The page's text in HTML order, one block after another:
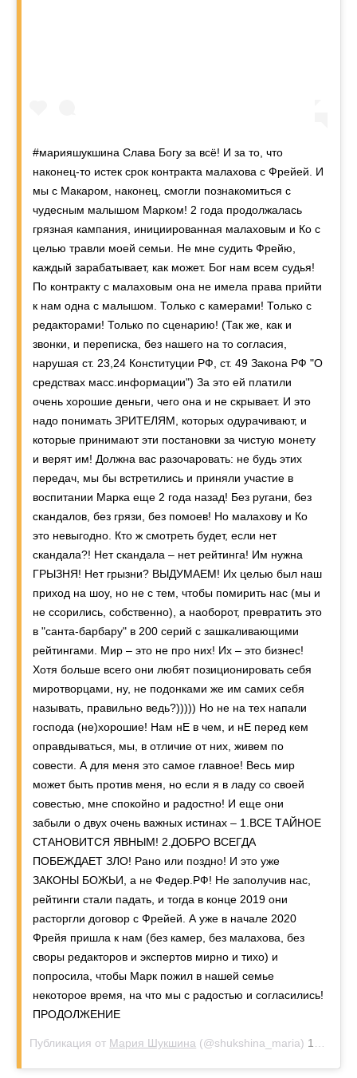
#марияшукшина Слава Богу за всё! И за то, что
наконец-то истек срок контракта малахова с Фрейей. И
мы с Макаром, наконец, смогли познакомиться с
чудесным малышом Марком! 2 года продолжалась
грязная кампания, инициированная малаховым и Ко с
целью травли моей семьи. Не мне судить Фрейю,
каждый зарабатывает, как может. Бог нам всем судья!
По контракту с малаховым она не имела права прийти
к нам одна с малышом. Только с камерами! Только с
редакторами! Только по сценарию! (Так же, как и
звонки, и переписка, без нашего на то согласия,
нарушая ст. 23,24 Конституции РФ, ст. 49 Закона РФ "О
средствах масс.информации") За это ей платили
очень хорошие деньги, чего она и не скрывает. И это
надо понимать ЗРИТЕЛЯМ, которых одурачивают, и
которые принимают эти постановки за чистую монету
и верят им! Должна вас разочаровать: не будь этих
передач, мы бы встретились и приняли участие в
воспитании Марка еще 2 года назад! Без ругани, без
скандалов, без грязи, без помоев! Но малахову и Ко
это невыгодно. Кто ж смотреть будет, если нет
скандала?! Нет скандала – нет рейтинга! Им нужна
ГРЫЗНЯ! Нет грызни? ВЫДУМАЕМ! Их целью был наш
приход на шоу, но не с тем, чтобы помирить нас (мы и
не ссорились, собственно), а наоборот, превратить это
в "санта-барбару" в 200 серий с зашкаливающими
рейтингами. Мир – это не про них! Их – это бизнес!
Хотя больше всего они любят позиционировать себя
миротворцами, ну, не подонками же им самих себя
называть, правильно ведь?))))) Но не на тех напали
господа (не)хорошие! Нам нЕ в чем, и нЕ перед кем
оправдываться, мы, в отличие от них, живем по
совести. А для меня это самое главное! Весь мир
может быть против меня, но если я в ладу со своей
совестью, мне спокойно и радостно! И еще они
забыли о двух очень важных истинах – 1.ВСЕ ТАЙНОЕ
СТАНОВИТСЯ ЯВНЫМ! 2.ДОБРО ВСЕГДА
ПОБЕЖДАЕТ ЗЛО! Рано или поздно! И это уже
ЗАКОНЫ БОЖЬИ, а не Федер.РФ! Не заполучив нас,
рейтинги стали падать, и тогда в конце 2019 они
расторгли договор с Фрейей. А уже в начале 2020
Фрейя пришла к нам (без камер, без малахова, без
своры редакторов и экспертов мирно и тихо) и
попросила, чтобы Марк пожил в нашей семье
некоторое время, на что мы с радостью и согласились!
ПРОДОЛЖЕНИЕ
Публикация от Мария Шукшина (@shukshina_maria) 14 янв 2020 в 7:17 pst